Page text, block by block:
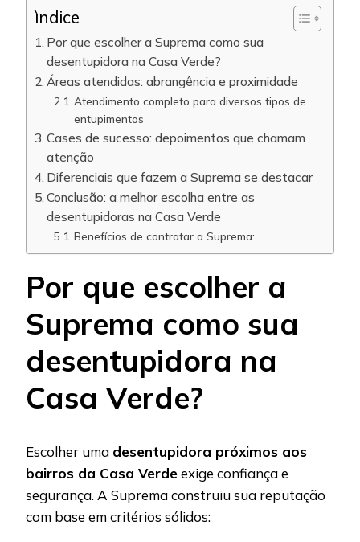
ìndice
Por que escolher a Suprema como sua
desentupidora na Casa Verde?
Áreas atendidas: abrangência e proximidade
Atendimento completo para diversos tipos de
entupimentos
Cases de sucesso: depoimentos que chamam
atenção
Diferenciais que fazem a Suprema se destacar
Conclusão: a melhor escolha entre as
desentupidoras na Casa Verde
Benefícios de contratar a Suprema:
Por que escolher a
Suprema como sua
desentupidora na
Casa Verde?
Escolher uma desentupidora próximos aos
bairros da Casa Verdeexige confiança e
segurança. A Suprema construiu sua reputação
com base em critérios sólidos: